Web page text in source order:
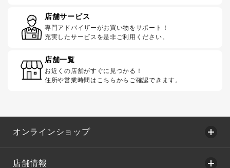
店舗サービス
専門アドバイザーがお買い物をサポート！
充実したサービスを是非ご利用ください。
店舗一覧
お近くの店舗がすぐに見つかる！
住所や営業時間はこちらからご確認できます。
オンラインショップ
店舗情報